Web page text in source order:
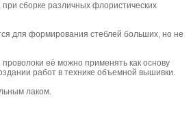
при сборке различных флористических
для формирования стеблей больших, но не
проволоки её можно применять как основу
работ в технике объемной вышивки.
лаком.